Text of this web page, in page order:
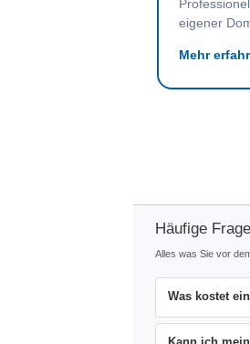
eigener
Mehr
Häufige
Alles was Sie vor
Was kostet